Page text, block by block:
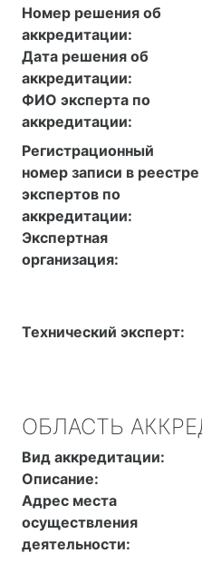
Номер решения об
аккредитации:
Дата решения об
аккредитации:
ФИО эксперта по
аккредитации:
Регистрационный
номер записи в реестре
экспертов по
аккредитации:
Экспертная
организация:
Технический эксперт:
ОБЛАСТЬ
Вид аккредитации:
Описание:
Адрес места
осуществления
деятельности: